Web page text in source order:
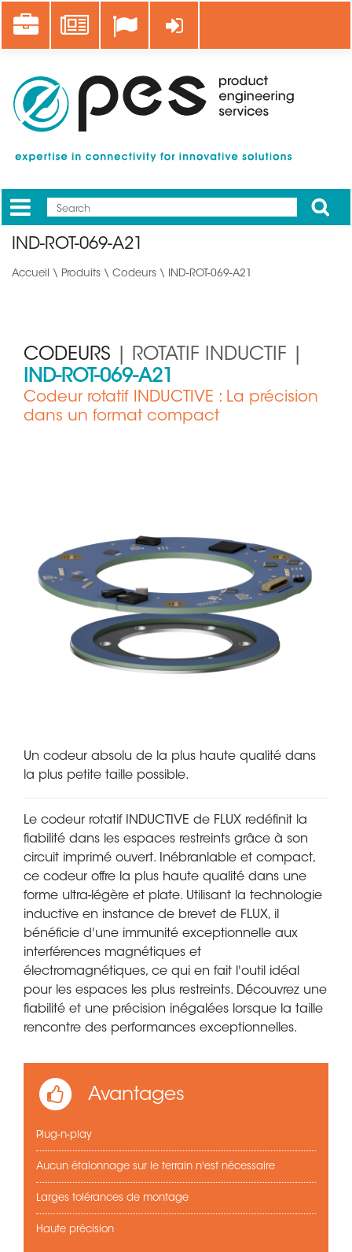
au
contenu
Career News Se connecter
Mobile
Main
Apply
IND-ROT-069-A21
Accueil \ Produits \ Codeurs \ IND-ROT-069-A21
CODEURS
| ROTATIF INDUCTIF |
IND-ROT-069-A21
Codeur rotatif INDUCTIVE : La précision
dans un format compact
Un codeur absolu de la plus haute qualité dans
la plus petite taille possible.
Le codeur rotatif INDUCTIVE de FLUX redéfinit la
fiabilité dans les espaces restreints grâce à son
circuit imprimé ouvert. Inébranlable et compact,
ce codeur offre la plus haute qualité dans une
forme ultra-légère et plate. Utilisant la technologie
inductive en instance de brevet de FLUX, il
bénéficie d'une immunité exceptionnelle aux
interférences magnétiques et
électromagnétiques, ce qui en fait l'outil idéal
pour les espaces les plus restreints. Découvrez une
fiabilité et une précision inégalées lorsque la taille
rencontre des performances exceptionnelles.
Avantages
Plug-n-play
Aucun étalonnage sur le terrain n'est nécessaire
Larges tolérances de montage
Haute précision